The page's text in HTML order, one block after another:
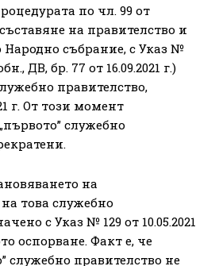
по чл. 99 от
на правителство и
Народно събрание, с Указ №
ДВ, бр. 77 от 16.09.2021 г.)
правителство,
г. От този момент
служебно
на
това служебно
с Указ № 129 от 10.05.2021
оспорване. Факт е, че
служебно правителство не